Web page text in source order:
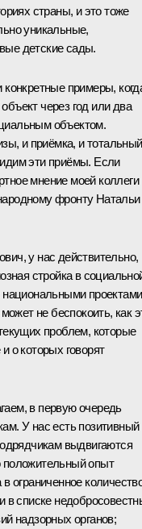
страны, и это тоже
уникальные,
детские сады.
примеры,
через год или два
объектом.
и приёмка, и тотальный
эти приёмы. Если
мнение моей коллеги
фронту Натальи
у нас действительно,
стройка в
не беспокоить, как
проблем, которые
о которых говорят
в первую очередь
У нас есть позитивный
выдвигаются
положительный опыт
ограниченное
в списке
надзорных органов;